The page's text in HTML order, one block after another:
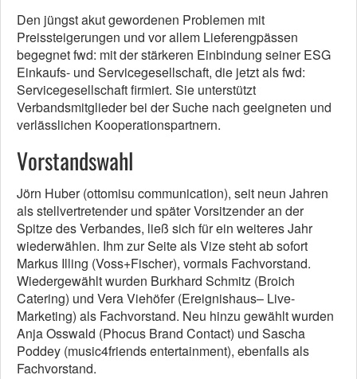
Den jüngst akut gewordenen Problemen mit
Preissteigerungen und vor allem Lieferengpässen
begegnet fwd: mit der stärkeren Einbindung seiner ESG
Einkaufs- und Servicegesellschaft, die jetzt als fwd:
Servicegesellschaft firmiert. Sie unterstützt
Verbandsmitglieder bei der Suche nach geeigneten und
verlässlichen Kooperationspartnern.
Vorstandswahl
Jörn Huber (ottomisu communication), seit neun Jahren
als stellvertretender und später Vorsitzender an der
Spitze des Verbandes, ließ sich für ein weiteres Jahr
wiederwählen. Ihm zur Seite als Vize steht ab sofort
Markus Illing (Voss+Fischer), vormals Fachvorstand.
Wiedergewählt wurden Burkhard Schmitz (Broich
Catering) und Vera Viehöfer (Ereignishaus– Live-
Marketing) als Fachvorstand. Neu hinzu gewählt wurden
Anja Osswald (Phocus Brand Contact) und Sascha
Poddey (music4friends entertainment), ebenfalls als
Fachvorstand.